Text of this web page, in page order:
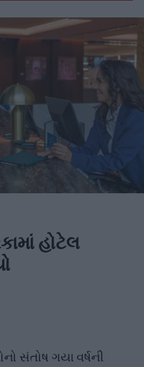
હોટેલ
સંતોષ ગયા વર્ષની